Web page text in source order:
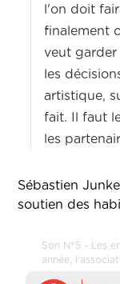
l'on doit
finalement
veut garder
les
artistique,
fait. Il faut
les
Sébastien
soutien des
Son N°5 - Les
année,